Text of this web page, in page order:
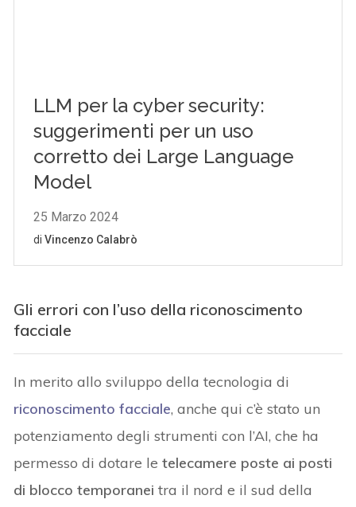
Gli errori con l’uso della riconoscimento
facciale
In merito allo sviluppo della tecnologia di
riconoscimento facciale, anche qui c’è stato un
potenziamento degli strumenti con l’AI, che ha
permesso di dotare letelecamere poste ai posti
di blocco temporanei tra il nord e il sud della